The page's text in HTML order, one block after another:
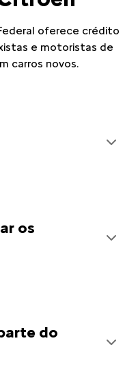
oferece crédito
e motoristas de
carros novos.
os
do